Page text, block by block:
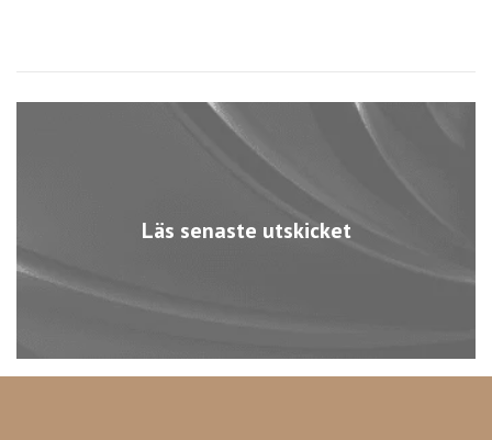
Läs senaste utskicket